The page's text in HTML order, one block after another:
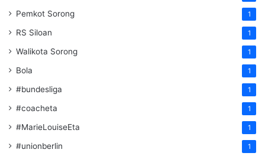
Pemkot Sorong 1
RS Siloan 1
Walikota Sorong 1
Bola 1
#bundesliga 1
#coacheta 1
#MarieLouiseEta 1
#unionberlin 1